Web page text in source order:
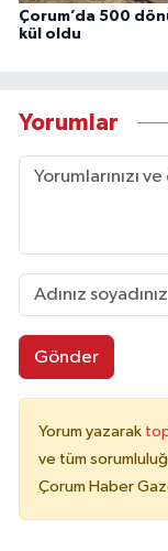
Çorum’da 500
kül oldu
Yorumlar
Gönder
Yorum yazarak
ve tüm
Çorum Haber